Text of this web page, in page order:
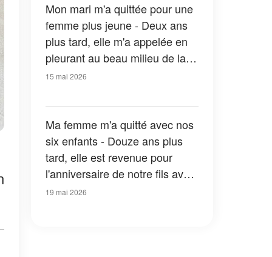
Mon mari m'a quittée pour une
femme plus jeune - Deux ans
plus tard, elle m'a appelée en
pleurant au beau milieu de la
nuit
15 mai 2026
Ma femme m'a quitté avec nos
six enfants - Douze ans plus
tard, elle est revenue pour
l'anniversaire de notre fils avec
une nouvelle voiture, mais il lui
19 mai 2026